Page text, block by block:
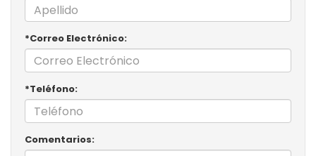
*Correo Electrónico:
*Teléfono:
Comentarios: